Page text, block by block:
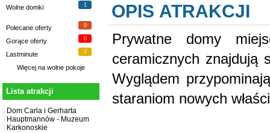
Wolne domki 1
Polecane oferty 0
Gorące oferty 0
Lastminute 2
Więcej na wolne pokoje
Lista atrakcji
Dom Carla i Gerharta
Hauptmannów - Muzeum
Karkonoskie
OPIS ATRAKCJI
Prywatne domy
ceramicznych znajdują
Wyglądem
staraniom nowych